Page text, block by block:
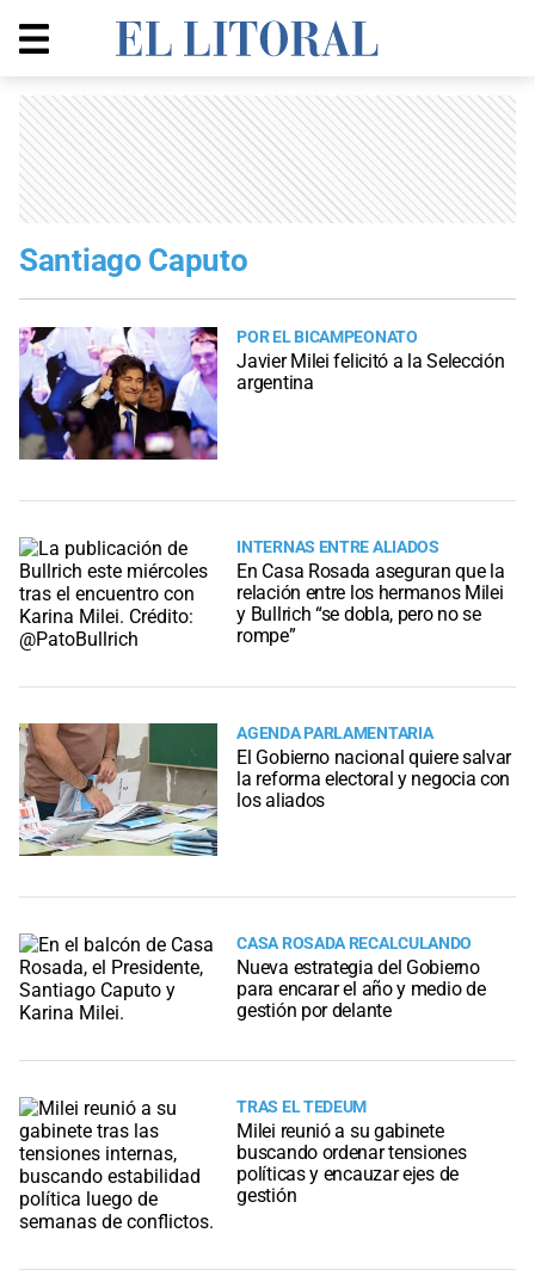
Santiago Caputo
POR EL BICAMPEONATO
Javier Milei felicitó a la Selección
argentina
INTERNAS ENTRE ALIADOS
En Casa Rosada aseguran que la
relación entre los hermanos Milei
y Bullrich “se dobla, pero no se
rompe”
AGENDA PARLAMENTARIA
El Gobierno nacional quiere salvar
la reforma electoral y negocia con
los aliados
CASA ROSADA RECALCULANDO
Nueva estrategia del Gobierno
para encarar el año y medio de
gestión por delante
TRAS EL TEDEUM
Milei reunió a su gabinete
buscando ordenar tensiones
políticas y encauzar ejes de
gestión